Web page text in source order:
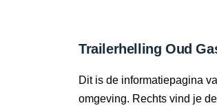
Trailerhelling Oud
Dit is de informatiepagina
omgeving. Rechts vind je